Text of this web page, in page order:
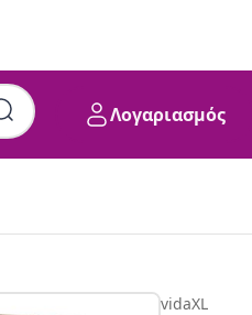
Λογαριασμός
vidaXL